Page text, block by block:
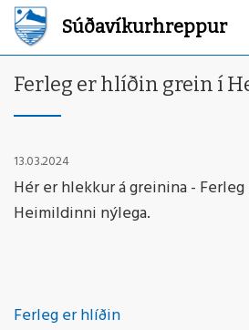
Súðavíkurhreppur
Ferleg er hlíðin grein í
13.03.2024
Hér er hlekkur á greinina -
Heimildinni nýlega.
Ferleg er hlíðin